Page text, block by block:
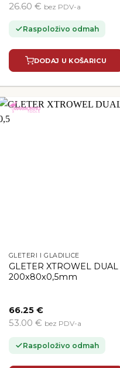
26.60 € bez PDV-a
Raspoloživo odmah
DODAJ U KOŠARICU
GLETERI I GLADILICE
GLETER XTROWEL DUAL
200x80x0,5mm
66.25 €
53.00 € bez PDV-a
Raspoloživo odmah